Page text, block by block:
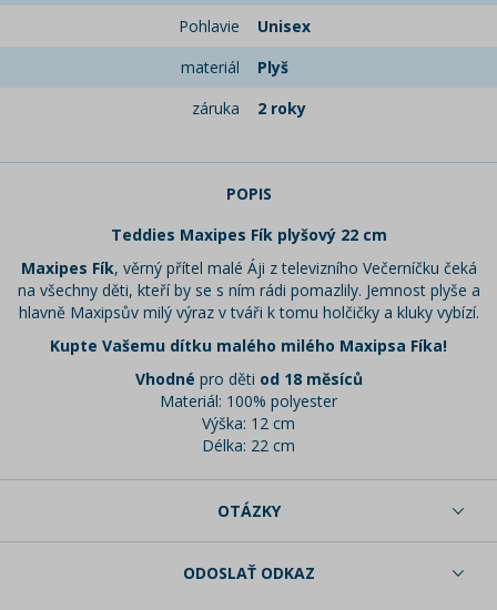
Pohlavie
Unisex
materiál
Plyš
záruka
2 roky
POPIS
Teddies Maxipes Fík plyšový 22 cm
Maxipes Fík, věrný přítel malé Áji z televizního Večerníčku čeká
na všechny děti, kteří by se s ním rádi pomazlily. Jemnost plyše a
hlavně Maxipsův milý výraz v tváři k tomu holčičky a kluky vybízí.
Kupte Vašemu dítku malého milého Maxipsa Fíka!
Vhodné pro děti od 18 měsíců
Materiál: 100% polyester
Výška: 12 cm
Délka: 22 cm
OTÁZKY
ODOSLAŤ ODKAZ